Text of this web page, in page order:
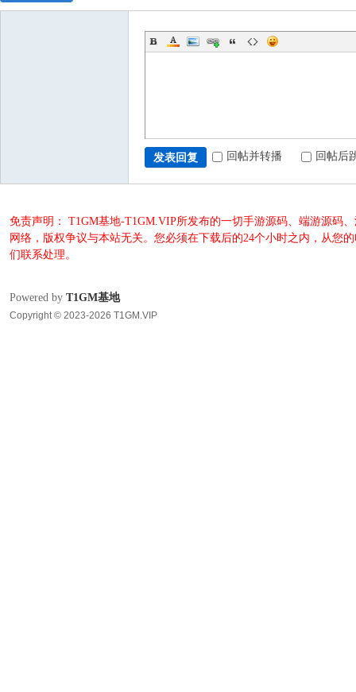
发表回复 回帖并转播 回帖后
免责声明： T1GM基地-T1GM.VIP所发布的一切手游源码、端游源码
网络，版权争议与本站无关。您必须在下载后的24个小时之内，从您
们联系处理。
Powered by T1GM基地
Copyright © 2023-2026 T1GM.VIP